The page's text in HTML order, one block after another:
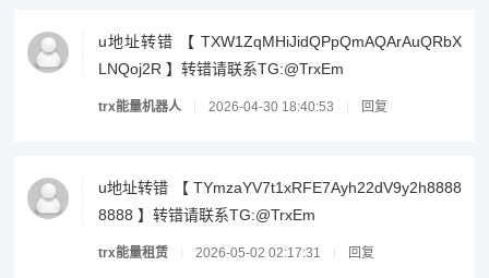
u地址转错 【 TXW1ZqMHiJidQPpQmAQArAuQRbX
LNQoj2R 】转错请联系TG:@TrxEm
trx能量机器人 2026-04-30 18:40:53 回复
u地址转错 【 TYmzaYV7t1xRFE7Ayh22dV9y2h8888
8888 】转错请联系TG:@TrxEm
trx能量租赁 2026-05-02 02:17:31 回复